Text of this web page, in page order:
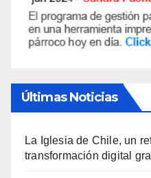
Últimas Noticias
La Iglesia de Chile, un
transformación digital